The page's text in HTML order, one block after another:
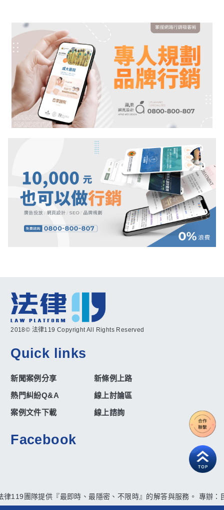
2018© 法律119 Copyright All Rights Reserved
Quick links
新聞案例分享
新條例上路
熱門糾紛Q&A
線上討論區
案例文件下載
線上諮詢
Facebook
律119團隊提供『最即時、最隱密、不限時』的解答與服務。 專辦